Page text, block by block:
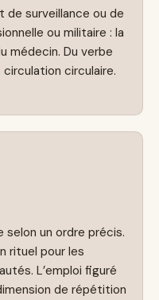
de surveillance ou de
ou militaire : la
médecin. Du verbe
circulation circulaire.
selon un ordre précis.
rituel pour les
L’emploi figuré
de répétition